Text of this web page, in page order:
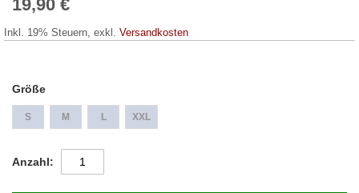
19,90 €
Inkl. 19% Steuern, exkl. Versandkosten
Größe
S M L XXL
Anzahl